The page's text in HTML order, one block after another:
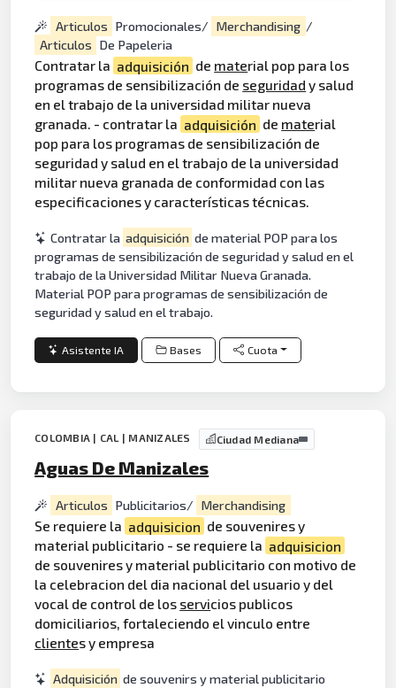
Articulos Promocionales/ Merchandising /
Articulos De Papeleria
Contratar la adquisición de material pop para los
programas de sensibilización de seguridad y salud
en el trabajo de la universidad militar nueva
granada. - contratar la adquisición de material
pop para los programas de sensibilización de
seguridad y salud en el trabajo de la universidad
militar nueva granada de conformidad con las
especificaciones y características técnicas.
Contratar la adquisición de material POP para los
programas de sensibilización de seguridad y salud en el
trabajo de la Universidad Militar Nueva Granada.
Material POP para programas de sensibilización de
seguridad y salud en el trabajo.
Asistente IA Bases Cuota
COLOMBIA | CAL | MANIZALES Ciudad Mediana
Aguas De Manizales
Articulos Publicitarios/ Merchandising
Se requiere la adquisicion de souvenires y
material publicitario - se requiere la adquisicion
de souvenires y material publicitario con motivo de
la celebracion del dia nacional del usuario y del
vocal de control de los servicios publicos
domiciliarios, fortaleciendo el vinculo entre
clientes y empresa
Adquisición de souvenirs y material publicitario